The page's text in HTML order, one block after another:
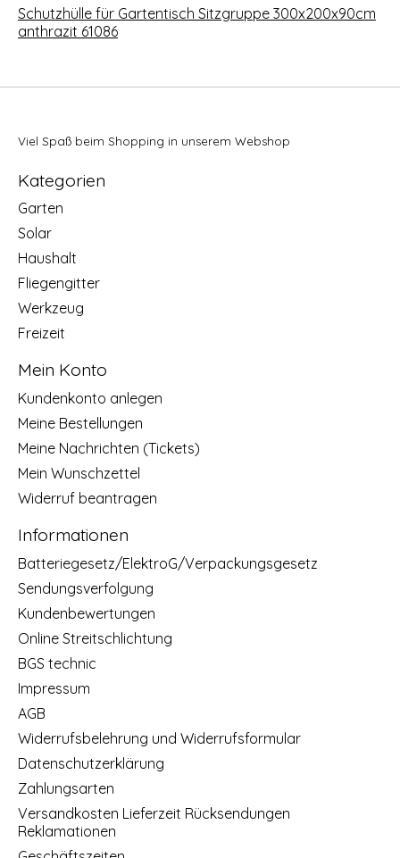
Schutzhülle für Gartentisch Sitzgruppe 300x200x90cm
anthrazit 61086
Viel Spaß beim Shopping in unserem Webshop
Kategorien
Garten
Solar
Haushalt
Fliegengitter
Werkzeug
Freizeit
Mein Konto
Kundenkonto anlegen
Meine Bestellungen
Meine Nachrichten (Tickets)
Mein Wunschzettel
Widerruf beantragen
Informationen
Batteriegesetz/ElektroG/Verpackungsgesetz
Sendungsverfolgung
Kundenbewertungen
Online Streitschlichtung
BGS technic
Impressum
AGB
Widerrufsbelehrung und Widerrufsformular
Datenschutzerklärung
Zahlungsarten
Versandkosten Lieferzeit Rücksendungen
Reklamationen